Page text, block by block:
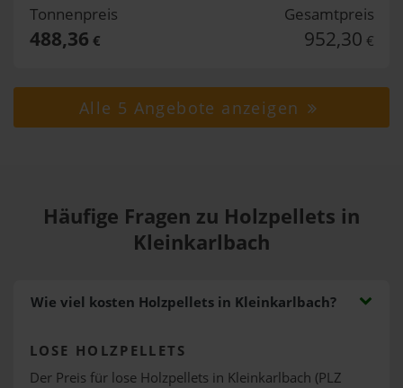
Tonnenpreis
488,36 €
Gesamtpreis
952,30 €
Alle 5 Angebote anzeigen
Häufige Fragen zu Holzpellets in
Kleinkarlbach
Wie viel kosten Holzpellets in Kleinkarlbach?
LOSE HOLZPELLETS
Der Preis für lose Holzpellets in Kleinkarlbach (PLZ